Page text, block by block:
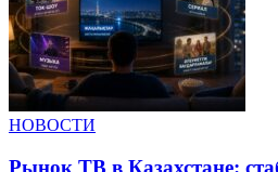
НОВОСТИ
Рынок ТВ в Казахстане: